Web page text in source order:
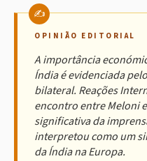
OPINIÃO EDITORIAL
A importância
Índia é evidenciada
bilateral. Reações
encontro entre Meloni
significativa da
interpretou como um
da Índia na Europa.